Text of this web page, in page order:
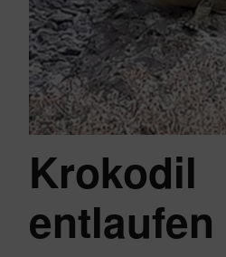
Krokodil
entlaufen